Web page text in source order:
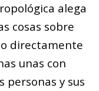
alega
cosas sobre
directamente
unas con
personas y sus